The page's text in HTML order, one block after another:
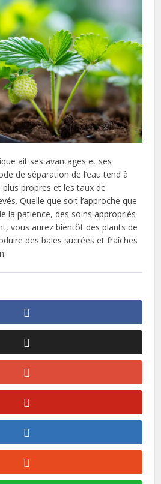
ait ses avantages et ses
de séparation de l’eau tend à
propres et les taux de
Quelle que soit l’approche que
la patience, des soins appropriés
vous aurez bientôt des plants de
des baies sucrées et fraîches